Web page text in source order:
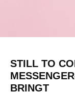
STILL TO
BRINGT